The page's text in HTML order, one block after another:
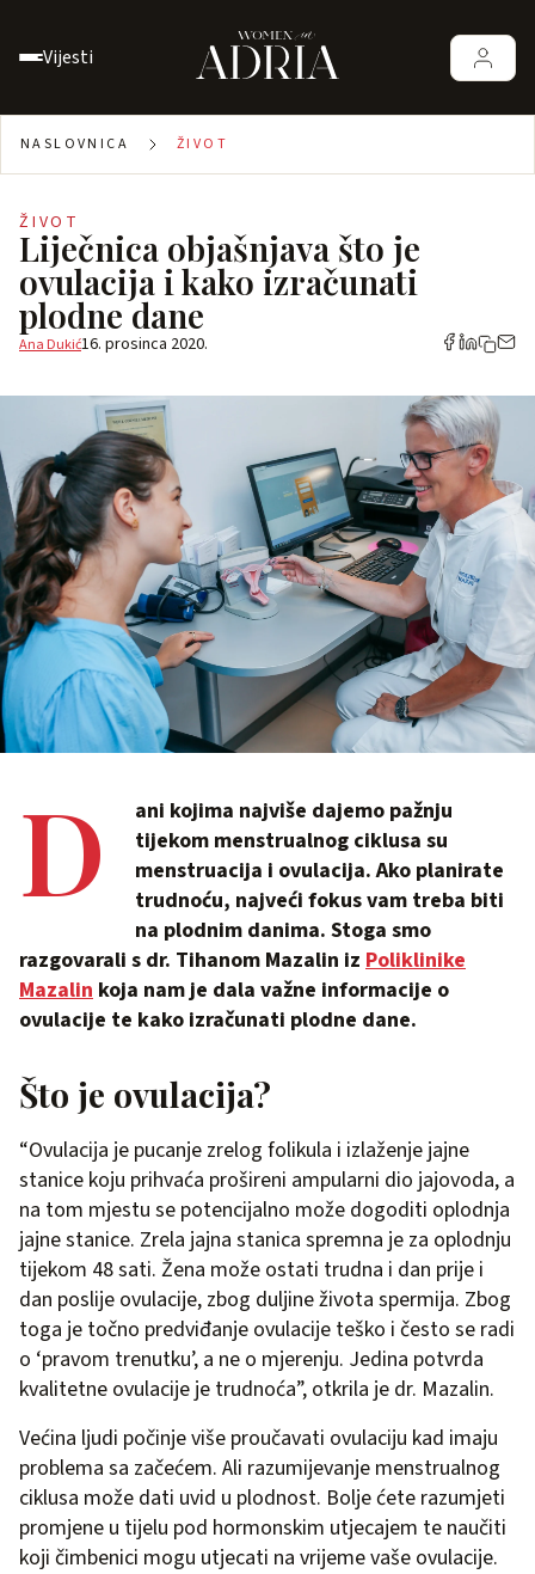
Vijesti
NASLOVNICA ŽIVOT
ŽIVOT
Liječnica objašnjava što je
ovulacija i kako izračunati
plodne dane
Ana Dukić16. prosinca 2020.
D
ani kojima najviše dajemo pažnju
tijekom menstrualnog ciklusa su
menstruacija i ovulacija. Ako planirate
trudnoću, najveći fokus vam treba biti
na plodnim danima. Stoga smo
razgovarali s dr. Tihanom Mazalin iz Poliklinike
Mazalin koja nam je dala važne informacije o
ovulacije te kako izračunati plodne dane.
Što je ovulacija?
“Ovulacija je pucanje zrelog folikula i izlaženje jajne
stanice koju prihvaća prošireni ampularni dio jajovoda, a
na tom mjestu se potencijalno može dogoditi oplodnja
jajne stanice. Zrela jajna stanica spremna je za oplodnju
tijekom 48 sati. Žena može ostati trudna i dan prije i
dan poslije ovulacije, zbog duljine života spermija. Zbog
toga je točno predviđanje ovulacije teško i često se radi
o ‘pravom trenutku’, a ne o mjerenju. Jedina potvrda
kvalitetne ovulacije je trudnoća”, otkrila je dr. Mazalin.
Većina ljudi počinje više proučavati ovulaciju kad imaju
problema sa začećem. Ali razumijevanje menstrualnog
ciklusa može dati uvid u plodnost. Bolje ćete razumjeti
promjene u tijelu pod hormonskim utjecajem te naučiti
koji čimbenici mogu utjecati na vrijeme vaše ovulacije.